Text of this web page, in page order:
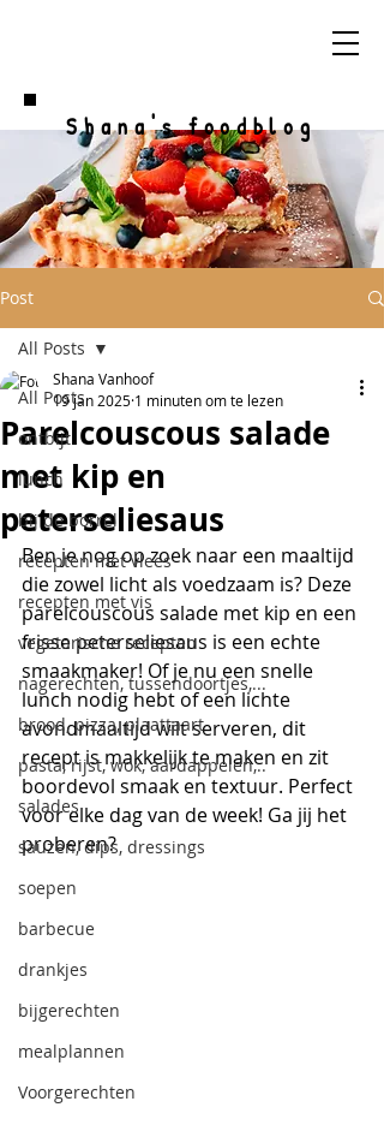
Shana's foodblog
Post
All Posts
ontbijt
lunch
bij de borrel
recepten met vlees
recepten met vis
vegetarische recepten
nagerechten, tussendoortjes,...
brood, pizza, plaattaart
pasta, rijst, wok, aardappelen,..
salades
sauzen, dips, dressings
soepen
barbecue
drankjes
bijgerechten
mealplannen
Voorgerechten
All Posts
Parelcouscous salade
met kip en
peterseliesaus
Shana Vanhoof
19 jan 2025 1 minuten om te lezen
Ben je nog op zoek naar een maaltijd
die zowel licht als voedzaam is? Deze
parelcouscous salade met kip en een
frisse peterseliesaus is een echte
smaakmaker! Of je nu een snelle
lunch nodig hebt of een lichte
avondmaaltijd wilt serveren, dit
recept is makkelijk te maken en zit
boordevol smaak en textuur. Perfect
voor elke dag van de week! Ga jij het
proberen?